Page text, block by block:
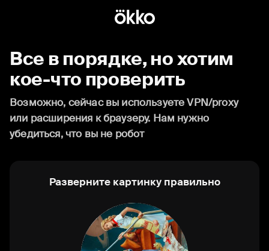
Все в порядке, но хотим
кое-что проверить
Возможно, сейчас вы используете VPN/proxy
или расширения к браузеру. Нам нужно
убедиться, что вы не робот
Разверните картинку правильно